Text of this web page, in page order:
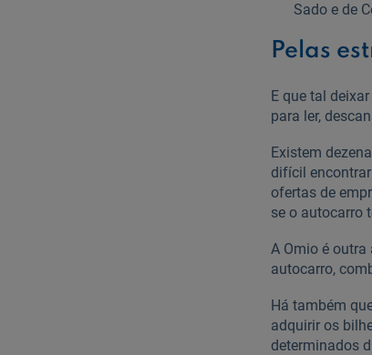
Sado e de
Pelas
E que tal
para ler,
Existem
difícil
ofertas de
se o autocarro
A Omio é
autocarro,
Há também
adquirir os
determinados